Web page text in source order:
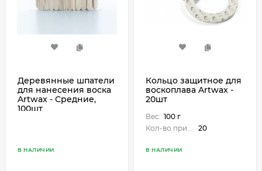
Деревянные шпатели
для нанесения воска
Artwax - Средние,
100шт
В НАЛИЧИИ
Кольцо защитное для
воскоплава Artwax -
20шт
Вес: 100 г
20
В НАЛИЧИИ